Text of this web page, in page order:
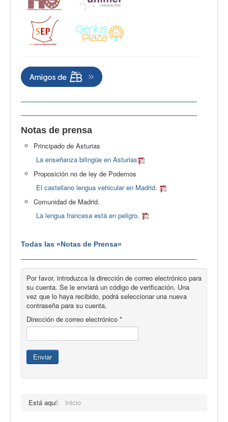
Notas de prensa
Principado de Asturias
La enseñanza bilingüe en Asturias
Proposición no de ley de Podemos
El castellano lengua vehicular en Madrid.
Comunidad de Madrid.
La lengua francesa está en peligro.
Todas las «Notas de Prensa»
Por favor, introduzca la dirección de correo electrónico para
su cuenta. Se le enviará un código de verificación. Una
vez que lo haya recibido, podrá seleccionar una nueva
contraseña para su cuenta.
Dirección de correo electrónico *
Enviar
Está aquí: Inicio